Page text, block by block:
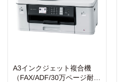
A3インクジェット複合機
（FAX/ADF/30万ページ耐